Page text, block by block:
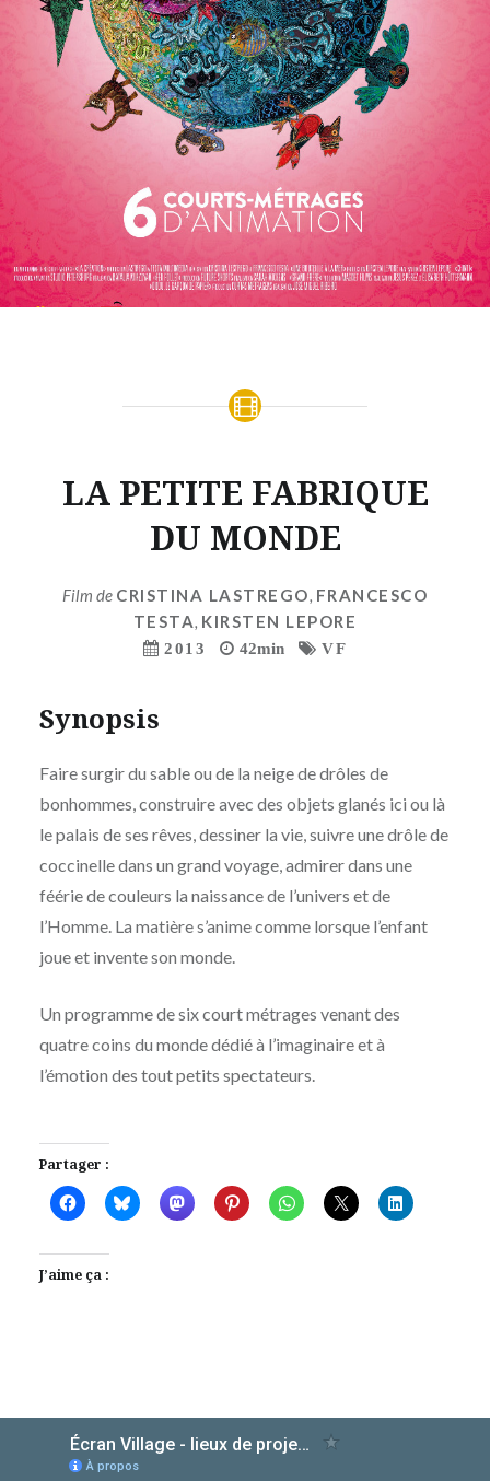
LA PETITE FABRIQUE
DU MONDE
Film de CRISTINA LASTREGO, FRANCESCO
TESTA, KIRSTEN LEPORE
2013 42min VF
Synopsis
Faire surgir du sable ou de la neige de drôles de
bonhommes, construire avec des objets glanés ici ou là
le palais de ses rêves, dessiner la vie, suivre une drôle de
coccinelle dans un grand voyage, admirer dans une
féérie de couleurs la naissance de l’univers et de
l’Homme. La matière s’anime comme lorsque l’enfant
joue et invente son monde.
Un programme de six court métrages venant des
quatre coins du monde dédié à l’imaginaire et à
l’émotion des tout petits spectateurs.
Partager :
J’aime ça :